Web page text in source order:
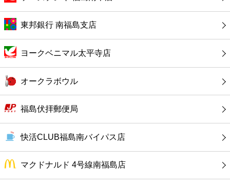
東邦銀行 南福島支店
ヨークベニマル太平寺店
オークラボウル
福島伏拝郵便局
快活CLUB福島南バイパス店
マクドナルド 4号線南福島店